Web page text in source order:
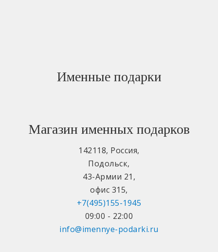
Именные подарки
Магазин именных подарков
142118, Россия,
Подольск,
43-Армии 21 ,
офис 315,
+7(495)155-1945
09:00 - 22:00
info@imennye-podarki.ru